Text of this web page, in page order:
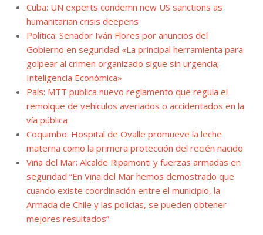
Cuba: UN experts condemn new US sanctions as
humanitarian crisis deepens
Política: Senador Iván Flores por anuncios del
Gobierno en seguridad «La principal herramienta para
golpear al crimen organizado sigue sin urgencia;
Inteligencia Económica»
País: MTT publica nuevo reglamento que regula el
remolque de vehículos averiados o accidentados en la
vía pública
Coquimbo: Hospital de Ovalle promueve la leche
materna como la primera protección del recién nacido
Viña del Mar: Alcalde Ripamonti y fuerzas armadas en
seguridad “En Viña del Mar hemos demostrado que
cuando existe coordinación entre el municipio, la
Armada de Chile y las policías, se pueden obtener
mejores resultados”